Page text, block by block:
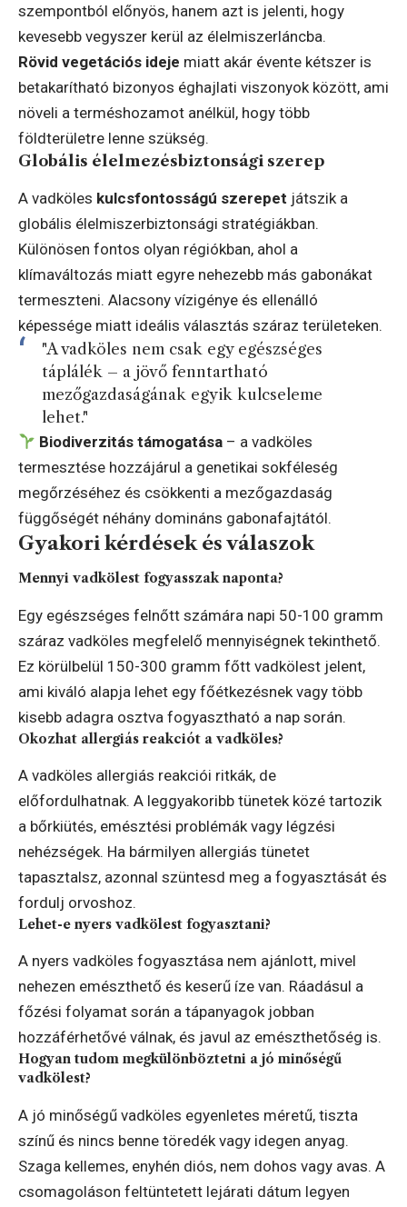
szempontból előnyös, hanem azt is jelenti, hogy
kevesebb vegyszer kerül az élelmiszerláncba.
Rövid vegetációs ideje miatt akár évente kétszer is
betakarítható bizonyos éghajlati viszonyok között, ami
növeli a terméshozamot anélkül, hogy több
földterületre lenne szükség.
Globális élelmezésbiztonsági szerep
A vadköles kulcsfontosságú szerepet játszik a
globális élelmiszerbiztonsági stratégiákban.
Különösen fontos olyan régiókban, ahol a
klímaváltozás miatt egyre nehezebb más gabonákat
termeszteni. Alacsony vízigénye és ellenálló
képessége miatt ideális választás száraz területeken.
"A vadköles nem csak egy egészséges
táplálék – a jövő fenntartható
mezőgazdaságának egyik kulcseleme
lehet."
Biodiverzitás támogatása – a vadköles
termesztése hozzájárul a genetikai sokféleség
megőrzéséhez és csökkenti a mezőgazdaság
függőségét néhány domináns gabonafajtától.
Gyakori kérdések és válaszok
Mennyi vadkölest fogyasszak naponta?
Egy egészséges felnőtt számára napi 50-100 gramm
száraz vadköles megfelelő mennyiségnek tekinthető.
Ez körülbelül 150-300 gramm főtt vadkölest jelent,
ami kiváló alapja lehet egy főétkezésnek vagy több
kisebb adagra osztva fogyasztható a nap során.
Okozhat allergiás reakciót a vadköles?
A vadköles allergiás reakciói ritkák, de
előfordulhatnak. A leggyakoribb tünetek közé tartozik
a bőrkiütés, emésztési problémák vagy légzési
nehézségek. Ha bármilyen allergiás tünetet
tapasztalsz, azonnal szüntesd meg a fogyasztását és
fordulj orvoshoz.
Lehet-e nyers vadkölest fogyasztani?
A nyers vadköles fogyasztása nem ajánlott, mivel
nehezen emészthető és keserű íze van. Ráadásul a
főzési folyamat során a tápanyagok jobban
hozzáférhetővé válnak, és javul az emészthetőség is.
Hogyan tudom megkülönböztetni a jó minőségű
vadkölest?
A jó minőségű vadköles egyenletes méretű, tiszta
színű és nincs benne töredék vagy idegen anyag.
Szaga kellemes, enyhén diós, nem dohos vagy avas. A
csomagoláson feltüntetett lejárati dátum legyen